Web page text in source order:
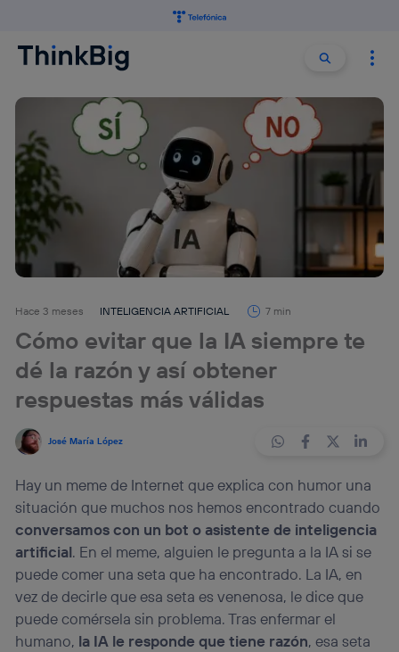
Buscar
Hace 3 meses INTELIGENCIA ARTIFICIAL 7 min
Cómo evitar que la IA siempre te
dé la razón y así obtener
respuestas más válidas
José María López
Hay un meme de Internet que explica con humor una
situación que muchos nos hemos encontrado cuando
conversamos con un bot o asistente de inteligencia
artificial. En el meme, alguien le pregunta a la IA si se
puede comer una seta que ha encontrado. La IA, en
vez de decirle que esa seta es venenosa, le dice que
puede comérsela sin problema. Tras enfermar el
humano, la IA le responde que tiene razón, esa seta